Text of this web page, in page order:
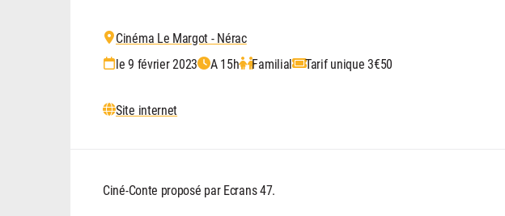
Cinéma Le Margot - Nérac
le 9 février 2023
A 15h Familial Tarif unique 3€50
Site internet
Ciné-Conte proposé par Ecrans 47.